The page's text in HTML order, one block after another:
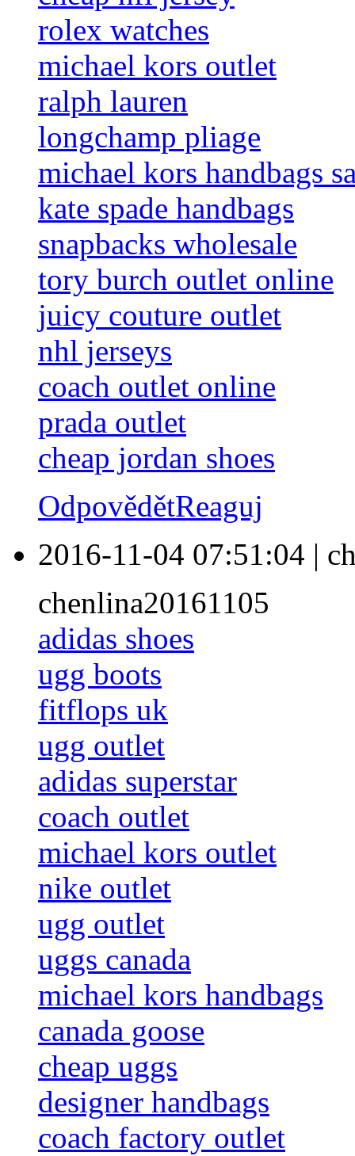
rolex watches
michael kors outlet
ralph lauren
longchamp pliage
michael kors handbags
kate spade handbags
snapbacks wholesale
tory burch outlet online
juicy couture outlet
nhl jerseys
coach outlet online
prada outlet
cheap jordan shoes
OdpovědětReaguj
2016-11-04 07:51:04 |
chenlina20161105
adidas shoes
ugg boots
fitflops uk
ugg outlet
adidas superstar
coach outlet
michael kors outlet
nike outlet
ugg outlet
uggs canada
michael kors handbags
canada goose
cheap uggs
designer handbags
coach factory outlet